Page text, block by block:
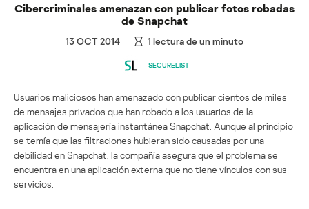
Cibercriminales amenazan con publicar fotos robadas
de Snapchat
13 OCT 2014 1 lectura de un minuto
SECURELIST
Usuarios maliciosos han amenazado con publicar cientos de miles
de mensajes privados que han robado a los usuarios de la
aplicación de mensajería instantánea Snapchat. Aunque al principio
se temía que las filtraciones hubieran sido causadas por una
debilidad en Snapchat, la compañía asegura que el problema se
encuentra en una aplicación externa que no tiene vínculos con sus
servicios.